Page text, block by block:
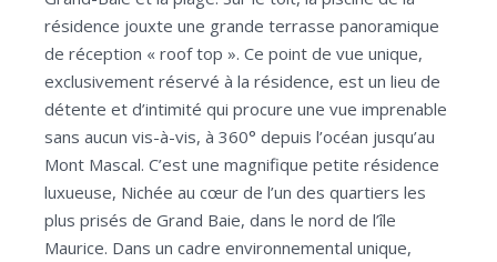
résidence jouxte une grande terrasse panoramique
de réception « roof top ». Ce point de vue unique,
exclusivement réservé à la résidence, est un lieu de
détente et d’intimité qui procure une vue imprenable
sans aucun vis-à-vis, à 360° depuis l’océan jusqu’au
Mont Mascal. C’est une magnifique petite résidence
luxueuse, Nichée au cœur de l’un des quartiers les
plus prisés de Grand Baie, dans le nord de l’île
Maurice. Dans un cadre environnemental unique,